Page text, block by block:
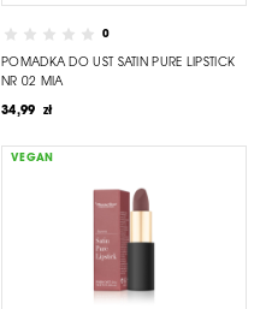
0
POMADKA DO UST SATIN PURE LIPSTICK
NR 02 MIA
34,99 zł
VEGAN